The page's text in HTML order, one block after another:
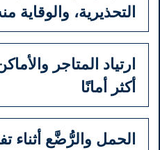
التحذيرية، والوقاية
ارتياد المتاجر
أكثر أمانًا
الحمل والرُّضَّع أثناء